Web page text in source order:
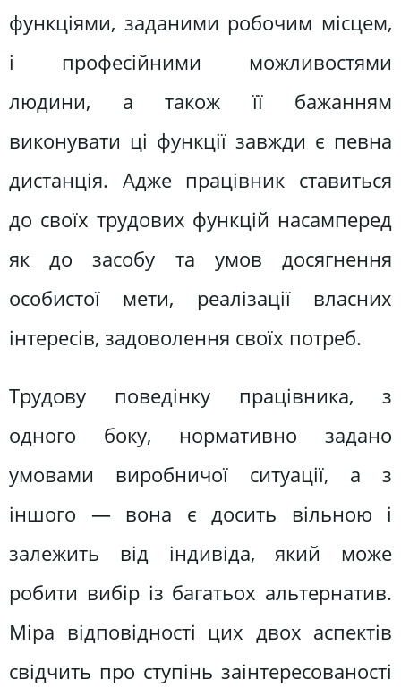
функціями, заданими робочим місцем,
і професійними можливостями
людини, а також її бажанням
виконувати ці функції завжди є певна
дистанція. Адже працівник ставиться
до своїх трудових функцій насамперед
як до засобу та умов досягнення
особистої мети, реалізації власних
інтересів, задоволення своїх потреб.
Трудову поведінку працівника, з
одного боку, нормативно задано
умовами виробничої ситуації, а з
іншого — вона є досить вільною і
залежить від індивіда, який може
робити вибір із багатьох альтернатив.
Міра відповідності цих двох аспектів
свідчить про ступінь заінтересованості